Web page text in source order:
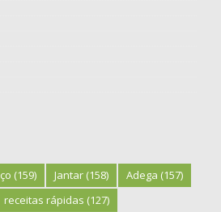
(159) Jantar (158) Adega (157)
receitas rápidas (127)